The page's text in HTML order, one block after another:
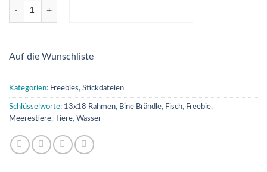
Fisch - Doddlestick Menge
Auf die Wunschliste
Kategorien: Freebies, Stickdateien
Schlüsselworte: 13x18 Rahmen, Bine Brändle, Fisch, Freebie,
Meerestiere, Tiere, Wasser